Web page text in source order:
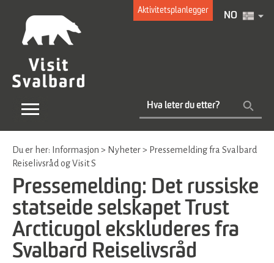
Aktivitetsplanlegger
NO
Du er her: Informasjon > Nyheter> Pressemelding fra Svalbard
Reiselivsråd og Visit S
Pressemelding: Det russiske
statseide selskapet Trust
Arcticugol ekskluderes fra
Svalbard Reiselivsråd